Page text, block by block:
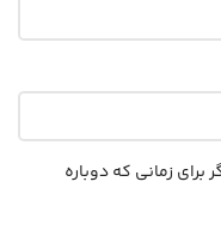
برای زمانی که دوباره